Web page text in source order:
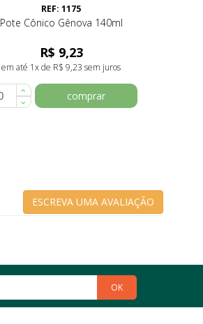
REF: 1175
Pote Cônico Gênova 140ml
R$ 9,23
em até 1x de R$ 9,23 sem juros
comprar
ESCREVA UMA AVALIAÇÃO
OK